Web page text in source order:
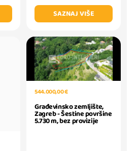
SAZNAJ VIŠE
544.000,00 €
Građevinsko zemljište,
Zagreb - Šestine površine
5.730 m, bez provizije